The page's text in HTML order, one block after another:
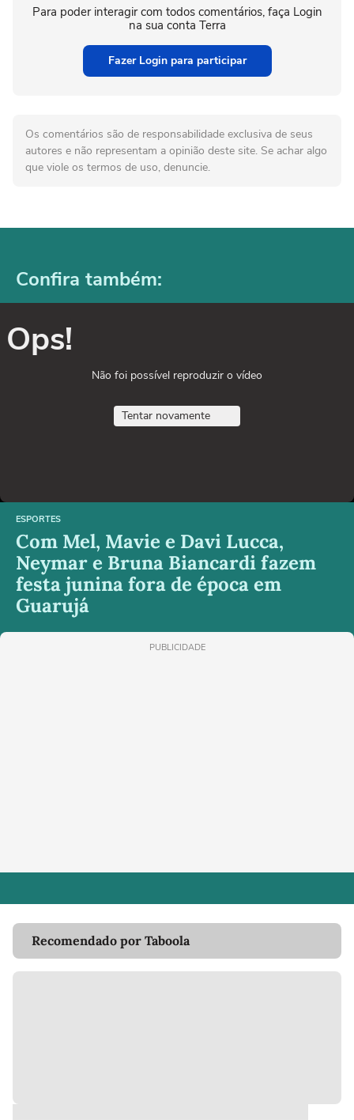
Para poder interagir com todos comentários, faça Login
na sua conta Terra
Fazer Login para participar
Os comentários são de responsabilidade exclusiva de seus
autores e não representam a opinião deste site. Se achar algo
que viole os termos de uso, denuncie.
Confira também:
Ops!
Não foi possível reproduzir o vídeo
Tentar novamente
ESPORTES
Com Mel, Mavie e Davi Lucca,
Neymar e Bruna Biancardi fazem
festa junina fora de época em
Guarujá
PUBLICIDADE
Recomendado por Taboola